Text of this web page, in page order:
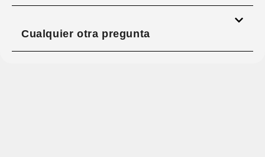
Cualquier otra pregunta